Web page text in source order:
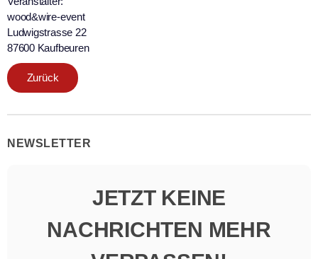
wood&wire-event
Ludwigstrasse 22
87600 Kaufbeuren
Zurück
NEWSLETTER
JETZT KEINE
NACHRICHTEN MEHR